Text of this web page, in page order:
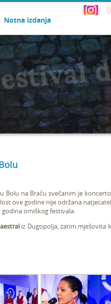
Notna izdanja
Bolu na Braču svečanim je
ove godine nije održana
omiškog festivala.
iz Dugopolja,zatim mješovita